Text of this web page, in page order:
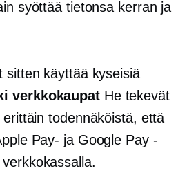
syöttää tietonsa kerran ja
sitten käyttää kyseisiä
verkkokaupatHe tekevät
todennäköistä, että
Pay- ja Google Pay -